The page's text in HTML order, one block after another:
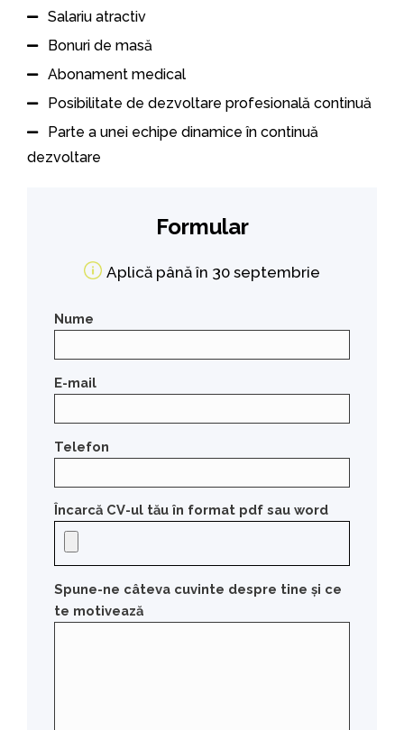
Salariu atractiv
Bonuri de masă
Abonament medical
Posibilitate de dezvoltare profesională continuă
Parte a unei echipe dinamice în continuă
dezvoltare
Formular
Aplică până în 30 septembrie
Nume
E-mail
Telefon
Încarcă CV-ul tău în format pdf sau word
Spune-ne câteva cuvinte despre tine și ce
te motivează